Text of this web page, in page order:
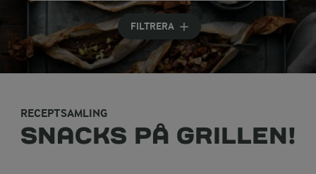
Skriv in sökord för att få förslag
FILTRERA
RECEPTSAMLING
SNACKS PÅ GRILLEN!